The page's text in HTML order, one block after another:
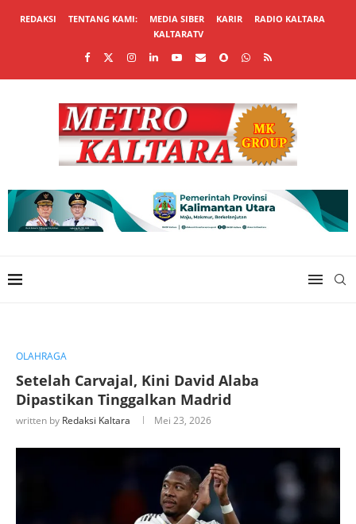
REDAKSI TENTANG KAMI: MEDIA SIBER KARIR
RADIO KALTARA
KALTARATV
OLAHRAGA
Setelah Carvajal, Kini David Alaba
Dipastikan Tinggalkan Madrid
written by Redaksi Kaltara Mei 23, 2026